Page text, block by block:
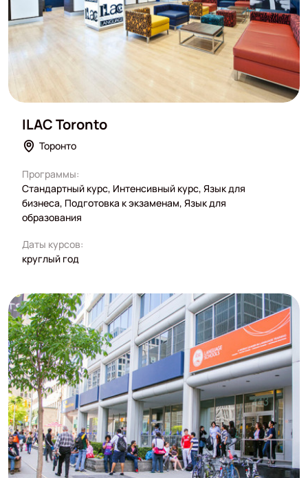
ILAC Toronto
Торонто
Программы:
Стандартный курс, Интенсивный курс, Язык для
бизнеса, Подготовка к экзаменам, Язык для
образования
Даты курсов:
круглый год